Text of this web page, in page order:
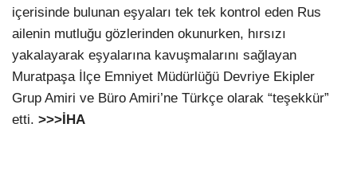
içerisinde bulunan eşyaları tek tek kontrol eden Rus
ailenin mutluğu gözlerinden okunurken, hırsızı
yakalayarak eşyalarına kavuşmalarını sağlayan
Muratpaşa İlçe Emniyet Müdürlüğü Devriye Ekipler
Grup Amiri ve Büro Amiri’ne Türkçe olarak “teşekkür”
etti. >>>İHA